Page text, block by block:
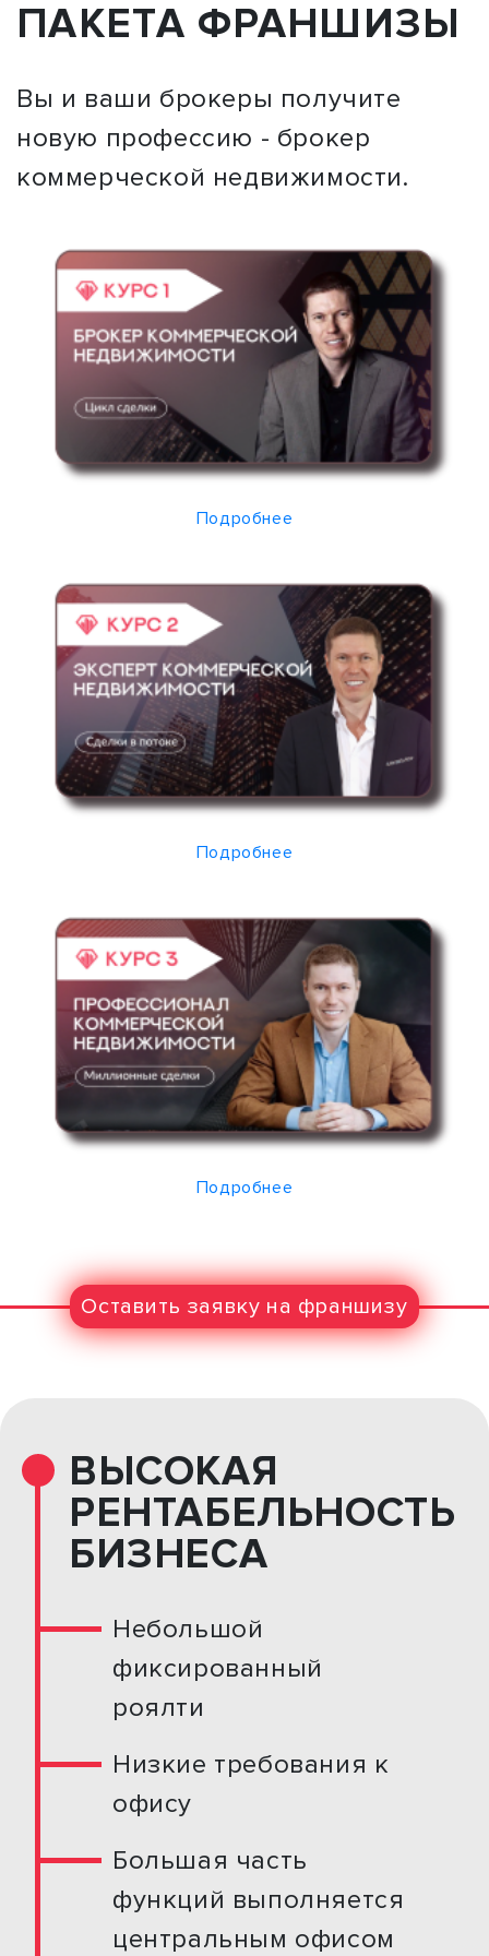
ПАКЕТА ФРАНШИЗЫ
Вы и ваши брокеры получите
новую профессию - брокер
коммерческой недвижимости.
Подробнее
Подробнее
Подробнее
Оставить заявку на франшизу
ВЫСОКАЯ
РЕНТАБЕЛЬНОСТЬ
БИЗНЕСА
Небольшой
фиксированный
роялти
Низкие требования к
офису
Большая часть
функций выполняется
центральным офисом